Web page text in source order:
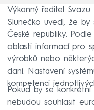
Výkonný ředitel
Slunečko uvedl, že
České republiky.
oblasti informací pro
výrobků nebo
daní. Nastavení
kompetenci
Pokud by se
nebudou souhlasit